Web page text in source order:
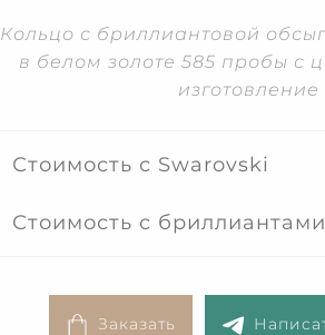
Кольцо с бриллиантовой
в белом золоте 585 пробы
Стоимость с Swarovski
Стоимость с бриллиантами
Заказать